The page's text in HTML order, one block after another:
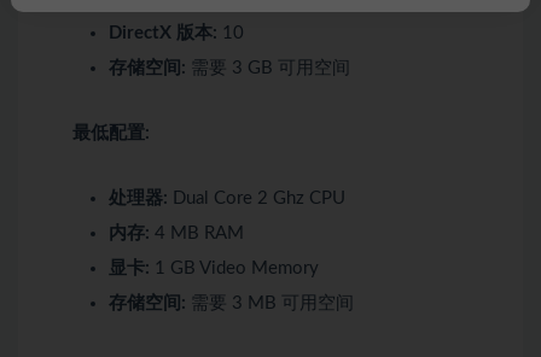
DirectX 版本: 10
存储空间: 需要 3 GB 可用空间
最低配置:
处理器: Dual Core 2 Ghz CPU
内存: 4 MB RAM
显卡: 1 GB Video Memory
存储空间: 需要 3 MB 可用空间